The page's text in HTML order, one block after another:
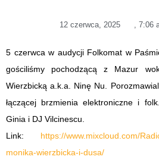
12 czerwca, 2025 7:06
5 czerwca w audycji Folkomat w
gościliśmy pochodzącą z Mazur
Wierzbicką a.k.a. Ninę Nu.
łączącej brzmienia elektroniczne i
Ginia i DJ Vilcinescu.
Link: https://www.mixcloud.com/
monika-wierzbicka-i-dusa/